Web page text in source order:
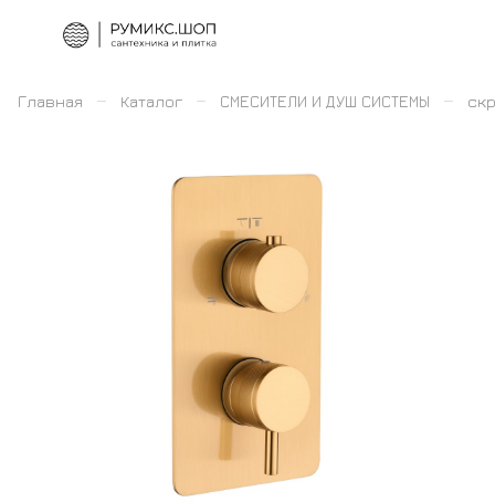
Главная – Каталог – СМЕСИТЕЛИ И ДУШ СИСТЕМЫ –